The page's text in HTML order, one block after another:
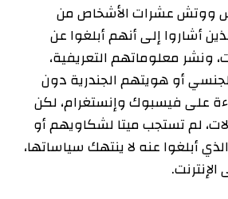
ووتش عشرات الأشخاص من
أشاروا إلى أنهم أبلغوا عن
ونشر معلوماتهم التعريفية،
أو هويتهم الجندرية دون
على فيسبوك وإنستغرام، لكن
لم تستجب ميتا لشكاويهم أو
أبلغوا عنه لا ينتهك سياساتها،